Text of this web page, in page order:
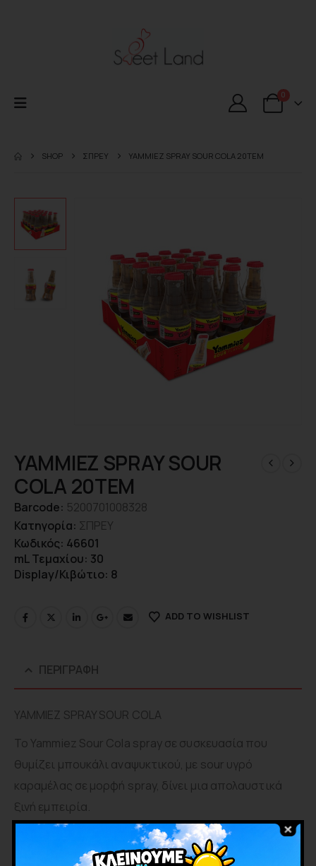
0
SHOP ΣΠΡΕΥ YAMMIEZ SPRAY SOUR COLA 20TEM
YAMMIEZ SPRAY SOUR
COLA 20TEM
Barcode: 5200701008328
Κατηγορία: ΣΠΡΕΥ
Κωδικός: 46601
mL Τεμαχίου: 30
Display/Κιβώτιο: 8
ADD TO WISHLIST
ΠΕΡΙΓΡΑΦΉ
YAMMIEZ SPRAY SOUR COLA
Το Yammiez Sour Cola spray σε συσκευασία που
θυμίζει μπουκάλι αναψυκτικού, με sour υγρό
καραμέλας σε μορφή spray, δίνει μια απολαυστικά
ξινή εμπειρία.
-Γεύση Sour Cola